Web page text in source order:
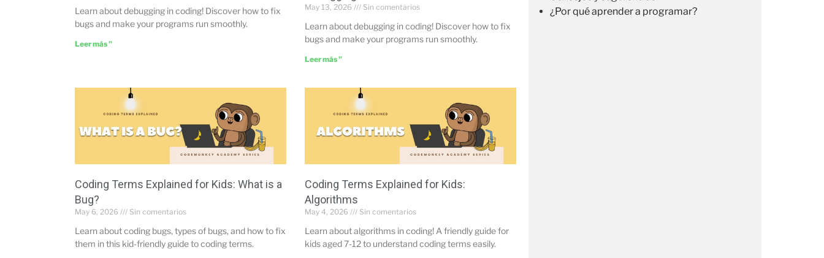
Learn about debugging in coding! Discover how to fix
bugs and make your programs run smoothly.
Leer más "
May 13, 2026 Sin comentarios
Learn about debugging in coding! Discover how to fix
bugs and make your programs run smoothly.
Leer más "
Coding Terms Explained for Kids: What is a
Bug?
May 6, 2026 Sin comentarios
Learn about coding bugs, types of bugs, and how to fix
them in this kid-friendly guide to coding terms.
Coding Terms Explained for Kids:
Algorithms
May 4, 2026 Sin comentarios
Learn about algorithms in coding! A friendly guide for
kids aged 7-12 to understand coding terms easily.
¿Por qué aprender a programar?